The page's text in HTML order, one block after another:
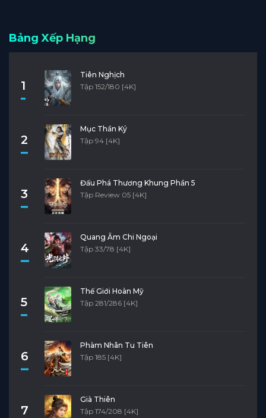
Bảng Xếp Hạng
1
Tiên Nghịch
Tập 152/180 [4K]
2
Mục Thần Ký
Tập 94 [4K]
3
Đấu Phá Thương Khung Phần 5
Tập Review 05 [4K]
4
Quang Âm Chi Ngoại
Tập 33/78 [4K]
5
Thế Giới Hoàn Mỹ
Tập 281/286 [4K]
6
Phàm Nhân Tu Tiên
Tập 185 [4K]
7
Già Thiên
Tập 174/208 [4K]